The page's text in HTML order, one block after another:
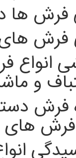
فرش ها
فرش
انواع
و
فرش
های